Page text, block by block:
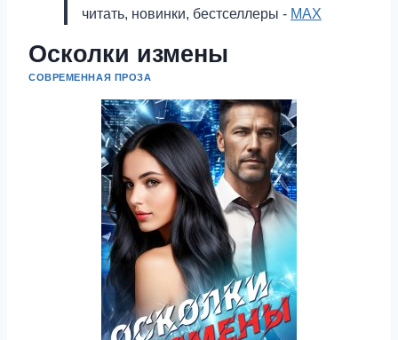
читать, новинки, бестселлеры - MAX
Осколки измены
СОВРЕМЕННАЯ ПРОЗА